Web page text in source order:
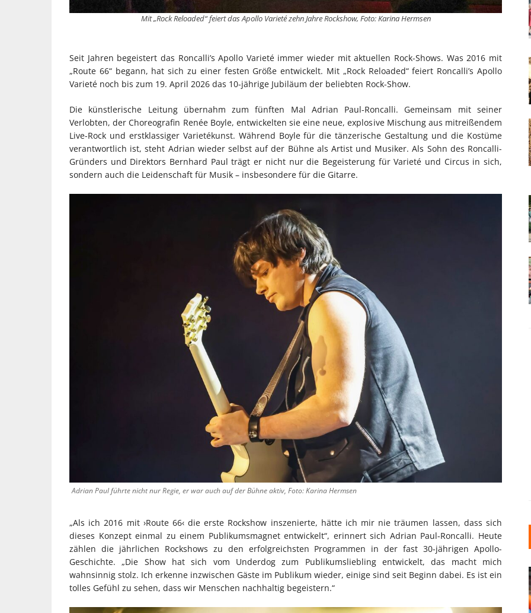
Mit „Rock Reloaded“ feiert das Apollo Varieté zehn Jahre Rockshow, Foto: Karina Hermsen
Seit Jahren begeistert das Roncalli’s Apollo Varieté immer wieder mit aktuellen Rock-Shows. Was 2016 mit
„Route 66“ begann, hat sich zu einer festen Größe entwickelt. Mit „Rock Reloaded“ feiert Roncalli’s Apollo
Varieté noch bis zum 19. April 2026 das 10-jährige Jubiläum der beliebten Rock-Show.
Die künstlerische Leitung übernahm zum fünften Mal Adrian Paul-Roncalli. Gemeinsam mit seiner
Verlobten, der Choreografin Renée Boyle, entwickelten sie eine neue, explosive Mischung aus mitreißendem
Live-Rock und erstklassiger Varietékunst. Während Boyle für die tänzerische Gestaltung und die Kostüme
verantwortlich ist, steht Adrian wieder selbst auf der Bühne als Artist und Musiker. Als Sohn des Roncalli-
Gründers und Direktors Bernhard Paul trägt er nicht nur die Begeisterung für Varieté und Circus in sich,
sondern auch die Leidenschaft für Musik – insbesondere für die Gitarre.
Adrian Paul führte nicht nur Regie, er war auch auf der Bühne aktiv, Foto: Karina Hermsen
„Als ich 2016 mit ›Route 66‹ die erste Rockshow inszenierte, hätte ich mir nie träumen lassen, dass sich
dieses Konzept einmal zu einem Publikumsmagnet entwickelt“, erinnert sich Adrian Paul-Roncalli. Heute
zählen die jährlichen Rockshows zu den erfolgreichsten Programmen in der fast 30-jährigen Apollo-
Geschichte. „Die Show hat sich vom Underdog zum Publikumsliebling entwickelt, das macht mich
wahnsinnig stolz. Ich erkenne inzwischen Gäste im Publikum wieder, einige sind seit Beginn dabei. Es ist ein
tolles Gefühl zu sehen, dass wir Menschen nachhaltig begeistern.“